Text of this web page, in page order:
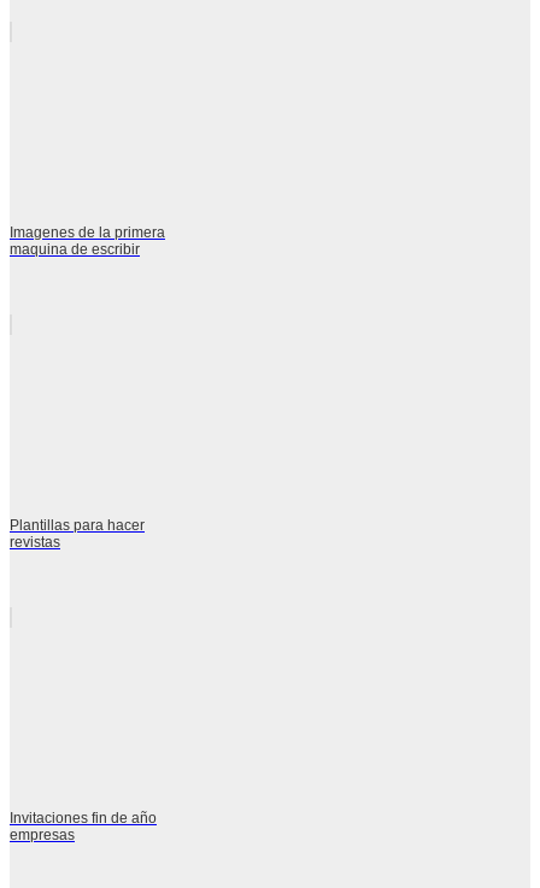
Imagenes de la primera
maquina de escribir
Plantillas para hacer
revistas
Invitaciones fin de año
empresas